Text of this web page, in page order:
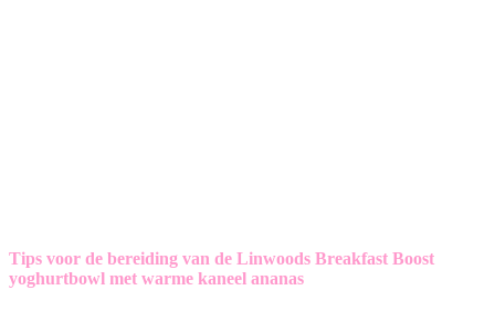
Tips voor de bereiding van de Linwoods Breakfast Boost
yoghurtbowl met warme kaneel ananas